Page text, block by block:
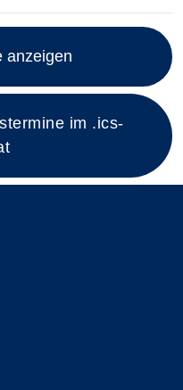
zum diesen Kurs
anzeigen
im .ics-